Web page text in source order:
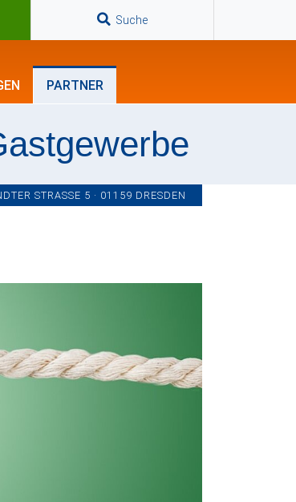
Suche
PARTNER
STRASSE 5 · 01159 DRESDEN